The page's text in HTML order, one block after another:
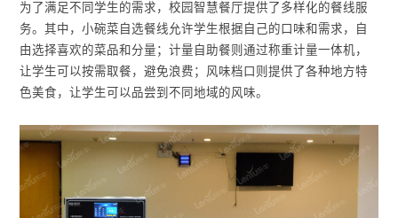
为了满足不同学生的需求，校园智慧餐厅提供了多样化的餐线服
务。其中，小碗菜自选餐线允许学生根据自己的口味和需求，自
由选择喜欢的菜品和分量；计量自助餐则通过称重计量一体机，
让学生可以按需取餐，避免浪费；风味档口则提供了各种地方特
色美食，让学生可以品尝到不同地域的风味。